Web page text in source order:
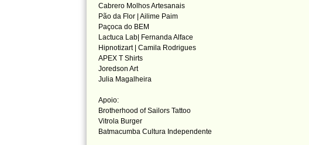
Cabrero Molhos Artesanais
Pão da Flor | Ailime Paim
Paçoca do BEM
Lactuca Lab| Fernanda Alface
Hipnotizart | Camila Rodrigues
APEX T Shirts
Joredson Art
Julia Magalheira
Apoio:
Brotherhood of Sailors Tattoo
Vitrola Burger
Batmacumba Cultura Independente